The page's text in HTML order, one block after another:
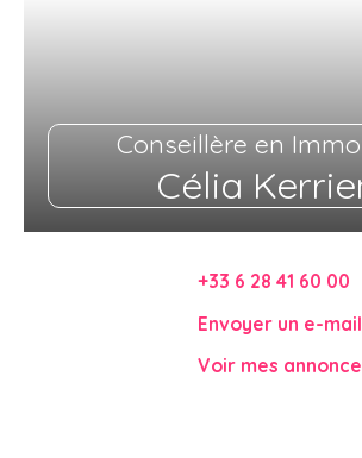
Conseillère en
Célia
+33 6 28 41 60 00
Envoyer un e-mail
Voir mes